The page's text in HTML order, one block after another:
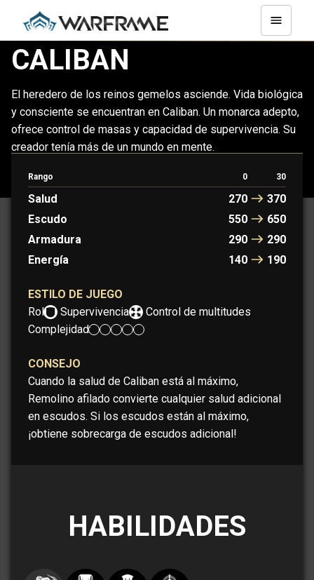
CALIBAN
El heredero de los reinos gemelos asciende. Vida biológica
y consciente se encuentran en Caliban. Un monarca adepto,
ofrece control de masas y capacidad de supervivencia. Su
creador tenía más de un mundo en mente.
Rango 0 30
Salud 270
370
Escudo
550
650
Armadura
290
290
Energía
140 190
ESTILO DE JUEGO
Rol:
Supervivencia
Control de multitudes
Complejidad:
CONSEJO
Cuando la salud de Caliban está al máximo,
Remolino afilado convierte cualquier salud adicional
en escudos. Si los escudos están al máximo,
¡obtiene sobrecarga de escudos adicional!
HABILIDADES